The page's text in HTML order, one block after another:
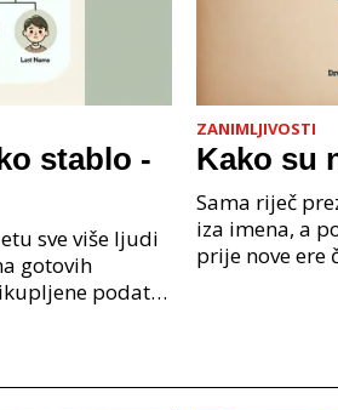
stablo -
sve više ljudi
gotovih
podatke
ZANIMLJIVOSTI
Kako su
Sama riječ
iza imena, a
prije nove ere